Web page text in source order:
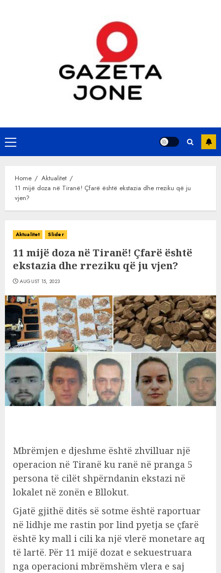
Primary
Menu
Home
Aktualitet
11 mijë doza në Tiranë! Çfarë është ekstazia dhe rreziku që ju
vjen?
Aktualitet Slider
11 mijë doza në Tiranë! Çfarë është
ekstazia dhe rreziku që ju vjen?
AUGUST 15, 2023
Mbrëmjen e djeshme është zhvilluar një
operacion në Tiranë ku ranë në pranga 5
persona të cilët shpërndanin ekstazi në
lokalet në zonën e Bllokut.
Gjatë gjithë ditës së sotme është raportuar
në lidhje me rastin por lind pyetja se çfarë
është ky mall i cili ka një vlerë monetare aq
të lartë. Për 11 mijë dozat e sekuestruara
nga operacioni mbrëmshëm vlera e saj